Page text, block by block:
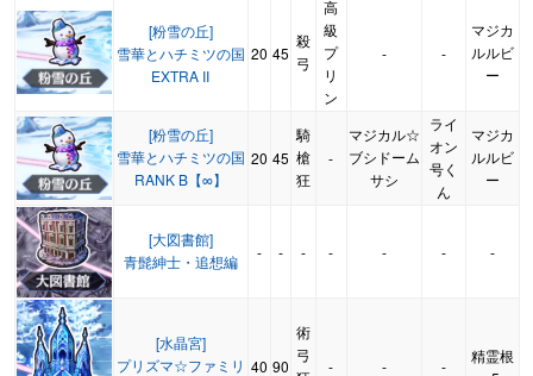
[粉雪の丘]
雪華とハチミツの国
EXTRA II
20 45
殺
弓
高
級
プ
リ
ン
- -
マジカ
ルルビ
ー
[粉雪の丘]
雪華とハチミツの国
RANK B【∞】
20 45
騎
槍
狂
-
マジカル☆
ブシドーム
サシ
ライ
オン
号く
ん
マジカ
ルルビ
ー
[大図書館]
青髭紳士・追想編
- - - - - - -
[水晶宮]
プリズマ☆ファミリ 40 90
術
弓
- - -
精霊根